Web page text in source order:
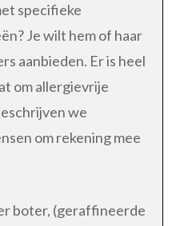
specifieke
Je wilt hem of haar
aanbieden. Er is heel
om allergievrije
we
om rekening mee
boter, (geraffineerde